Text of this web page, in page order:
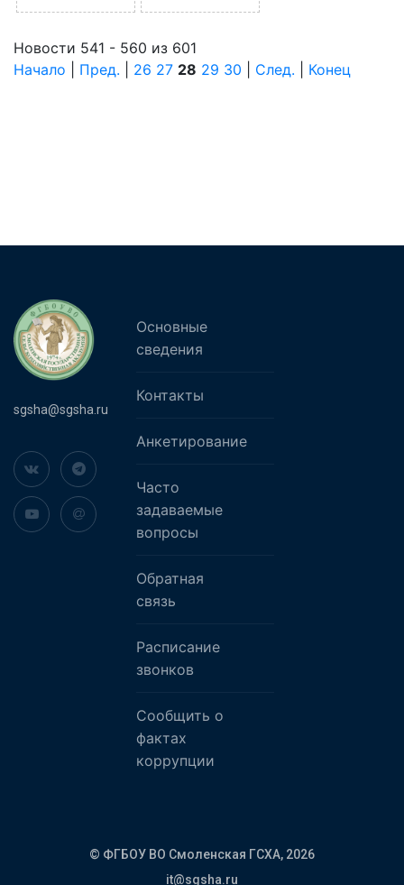
Новости 541 - 560 из 601
Начало
Пред. 26 27 28 29 30 След. Конец
sgsha@sgsha.ru
Основные
сведения
Контакты
Анкетирование
Часто
задаваемые
вопросы
Обратная
связь
Расписание
звонков
Сообщить о
фактах
коррупции
© ФГБОУ ВО Смоленская ГСХА, 2026
it@sgsha.ru